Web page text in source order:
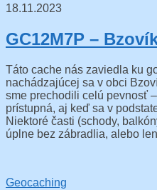
18.11.2023
GC12M7P –
Táto cache nás zaviedla ku
nachádzajúcej sa v obci
sme prechodili celú pevnosť
prístupná, aj keď sa v
Niektoré časti (schody,
úplne bez zábradlia, alebo
Geocaching